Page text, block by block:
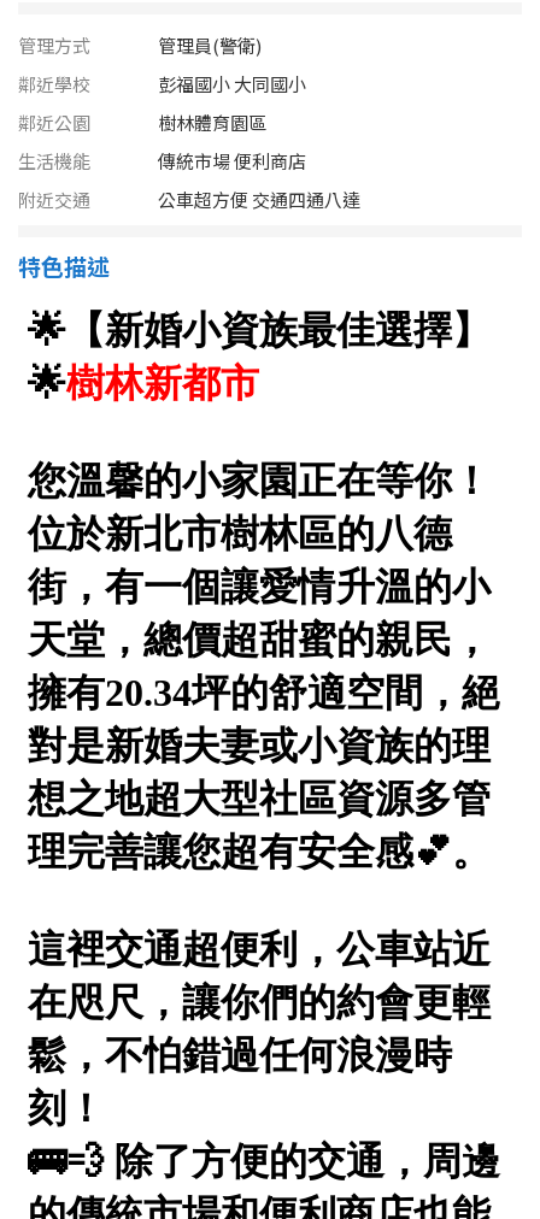
台東縣
花蓮縣
樓層
不拘
3樓 4樓
5~10樓
21樓以上
~
格局
不拘
1房
2房 3房
4房 5房以上
屋齡
不拘
5 年以下
5-10 年 10-20 年
20-30 年 30-40 年
40 年以上
售價
管理方式
管理員(警衛)
鄰近學校
彭福國小 大同國小
鄰近公園
樹林體育園區
生活機能
傳統市場 便利商店
附近交通
公車超方便 交通四通八達
特色描述